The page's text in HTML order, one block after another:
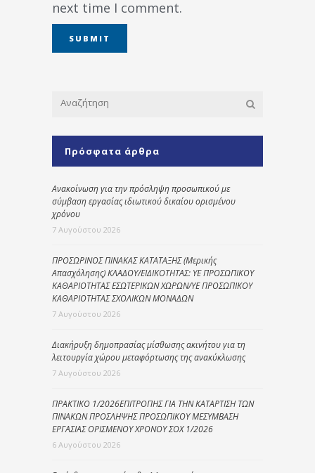
next time I comment.
Πρόσφατα άρθρα
Ανακοίνωση για την πρόσληψη προσωπικού με
σύμβαση εργασίας ιδιωτικού δικαίου ορισμένου
χρόνου
7 Αυγούστου 2026
ΠΡΟΣΩΡΙΝΟΣ ΠΙΝΑΚΑΣ ΚΑΤΑΤΑΞΗΣ (Μερικής
Απασχόλησης) ΚΛΑΔΟΥ/ΕΙΔΙΚΟΤΗΤΑΣ: ΥΕ ΠΡΟΣΩΠΙΚΟΥ
ΚΑΘΑΡΙΟΤΗΤΑΣ ΕΣΩΤΕΡΙΚΩΝ ΧΩΡΩΝ/ΥΕ ΠΡΟΣΩΠΙΚΟΥ
ΚΑΘΑΡΙΟΤΗΤΑΣ ΣΧΟΛΙΚΩΝ ΜΟΝΑΔΩΝ
7 Αυγούστου 2026
Διακήρυξη δημοπρασίας μίσθωσης ακινήτου για τη
λειτουργία χώρου μεταφόρτωσης της ανακύκλωσης
7 Αυγούστου 2026
ΠΡΑΚΤΙΚΟ 1/2026ΕΠΙΤΡΟΠΗΣ ΓΙΑ ΤΗΝ ΚΑΤΑΡΤΙΣΗ ΤΩΝ
ΠΙΝΑΚΩΝ ΠΡΟΣΛΗΨΗΣ ΠΡΟΣΩΠΙΚΟΥ ΜΕΣΥΜΒΑΣΗ
ΕΡΓΑΣΙΑΣ ΟΡΙΣΜΕΝΟΥ ΧΡΟΝΟΥ ΣΟΧ 1/2026
6 Αυγούστου 2026